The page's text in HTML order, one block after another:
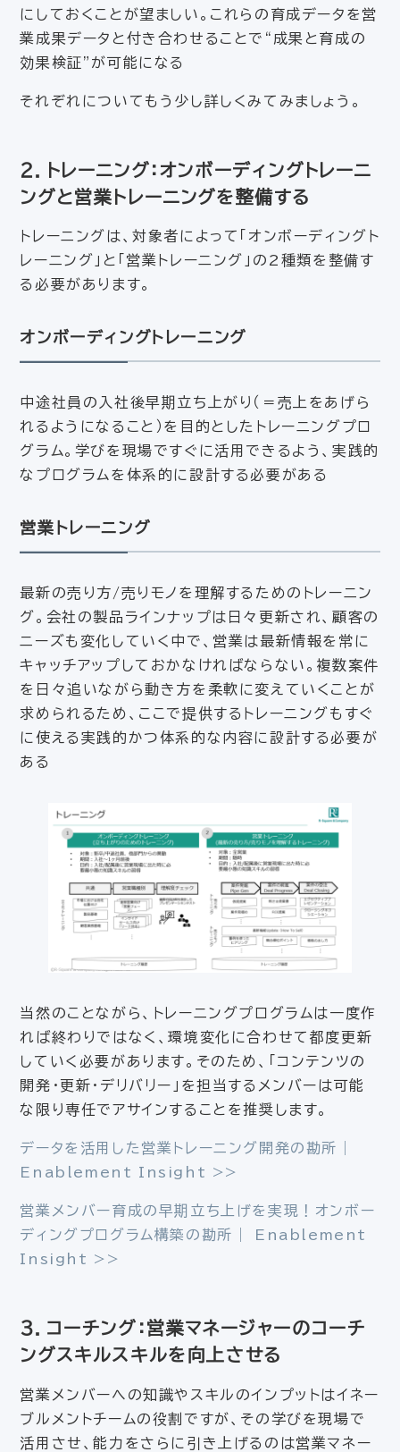
にしておくことが望ましい。これらの育成データを営
業成果データと付き合わせることで“成果と育成の
効果検証”が可能になる
それぞれについてもう少し詳しくみてみましょう。
２．トレーニング：オンボーディングトレーニ
ングと営業トレーニングを整備する
トレーニングは、対象者によって「オンボーディングト
レーニング」と「営業トレーニング」の2種類を整備す
る必要があります。
オンボーディングトレーニング
中途社員の入社後早期立ち上がり（＝売上をあげら
れるようになること）を目的としたトレーニングプロ
グラム。学びを現場ですぐに活用できるよう、実践的
なプログラムを体系的に設計する必要がある
営業トレーニング
最新の売り方/売りモノを理解するためのトレーニン
グ。会社の製品ラインナップは日々更新され、顧客の
ニーズも変化していく中で、営業は最新情報を常に
キャッチアップしておかなければならない。複数案件
を日々追いながら動き方を柔軟に変えていくことが
求められるため、ここで提供するトレーニングもすぐ
に使える実践的かつ体系的な内容に設計する必要が
ある
当然のことながら、トレーニングプログラムは一度作
れば終わりではなく、環境変化に合わせて都度更新
していく必要があります。そのため、「コンテンツの
開発・更新・デリバリー」を担当するメンバーは可能
な限り専任でアサインすることを推奨します。
データを活用した営業トレーニング開発の勘所｜
Enablement Insight >>
営業メンバー育成の早期立ち上げを実現！オンボー
ディングプログラム構築の勘所｜ Enablement
Insight >>
３．コーチング：営業マネージャーのコーチ
ングスキルスキルを向上させる
営業メンバーへの知識やスキルのインプットはイネー
ブルメントチームの役割ですが、その学びを現場で
活用させ、能力をさらに引き上げるのは営業マネー